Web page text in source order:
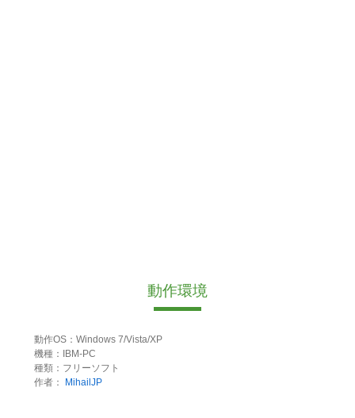
動作環境
動作OS：Windows 7/Vista/XP
機種：IBM-PC
種類：フリーソフト
作者：
MihailJP